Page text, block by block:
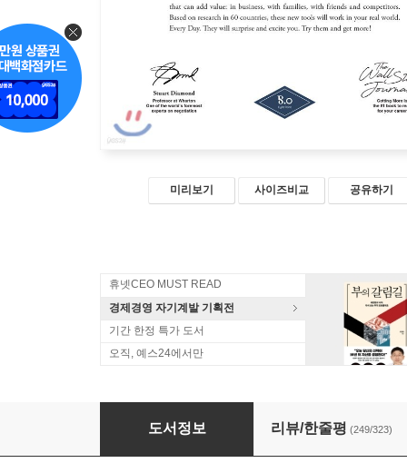
미리보기 사이즈비교 공유하기
휴넷CEO MUST READ
경제경영 자기계발 기획전
기간 한정 특가 도서
오직, 예스24에서만
어떻게 원하는 것을 얻는가 밀리언 특별판
도서정보 리뷰/한줄평 (249/323)